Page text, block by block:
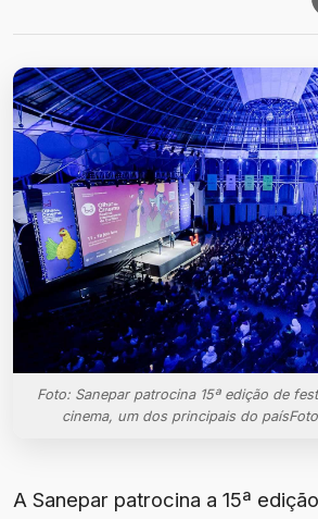
Foto: Sanepar patrocina 15ª edição de
cinema, um dos principais do
A Sanepar patrocina a 15ª